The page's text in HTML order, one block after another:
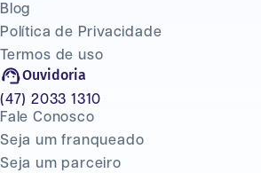
Blog
Política de Privacidade
Termos de uso
Ouvidoria
(47) 2033 1310
Fale Conosco
Seja um franqueado
Seja um parceiro